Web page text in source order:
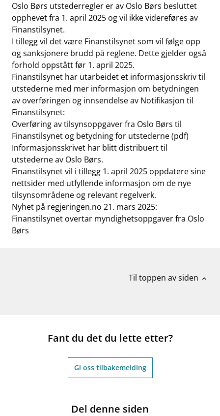
Oslo Børs utstederregler er av Oslo Børs besluttet
opphevet fra 1. april 2025 og vil ikke videreføres av
Finanstilsynet.
I tillegg vil det være Finanstilsynet som vil følge opp
og sanksjonere brudd på reglene. Dette gjelder også
forhold oppstått før 1. april 2025.
Finanstilsynet har utarbeidet et informasjonsskriv til
utstederne med mer informasjon om betydningen
av overføringen og innsendelse av Notifikasjon til
Finanstilsynet:
Overføring av tilsynsoppgaver fra Oslo Børs til
Finanstilsynet og betydning for utstederne (pdf)
Informasjonsskrivet har blitt distribuert til
utstederne av Oslo Børs.
Finanstilsynet vil i tillegg 1. april 2025 oppdatere sine
nettsider med utfyllende informasjon om de nye
tilsynsområdene og relevant regelverk.
Nyhet på regjeringen.no 21. mars 2025:
Finanstilsynet overtar myndighetsoppgaver fra Oslo
Børs
Til toppen av siden expand_less
Fant du det du lette etter?
Gi oss tilbakemelding
Del denne siden